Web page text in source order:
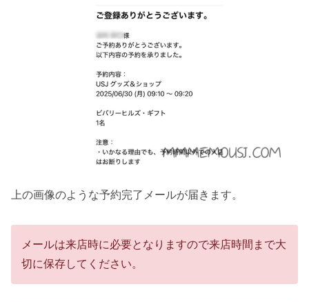
上の画像のような予約完了メールが届きます。
メールは来店時に必要となりますので来店時間まで大
切に保存してください。